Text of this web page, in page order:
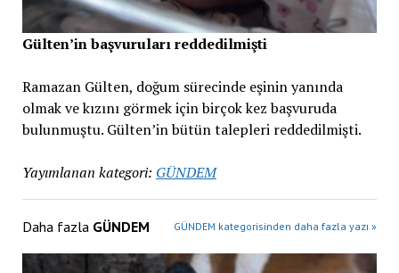
Gülten’in başvuruları reddedilmişti
Ramazan Gülten, doğum sürecinde eşinin yanında
olmak ve kızını görmek için birçok kez başvuruda
bulunmuştu. Gülten’in bütün talepleri reddedilmişti.
Yayımlanan kategori: GÜNDEM
Daha fazla GÜNDEM GÜNDEM kategorisinden daha fazla yazı »